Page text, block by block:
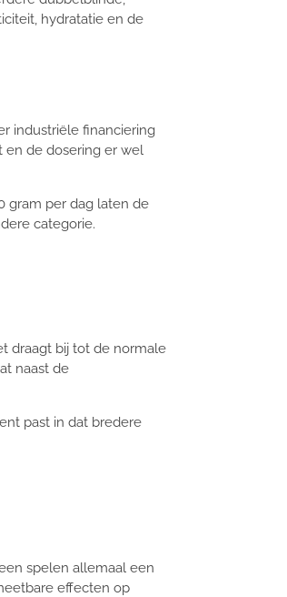
hydratatie en de
industriële financiering
en de dosering er wel
gram per dag laten de
categorie.
draagt bij tot de normale
naast de
past in dat bredere
spelen allemaal een
effecten op